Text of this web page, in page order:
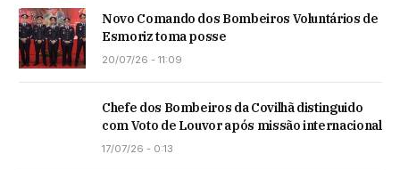
Novo Comando dos Bombeiros Voluntários de
Esmoriz toma posse
20/07/26 - 11:09
Chefe dos Bombeiros da Covilhã distinguido
com Voto de Louvor após missão internacional
17/07/26 - 0:13